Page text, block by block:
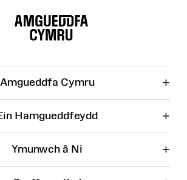
Amgueddfa Cymru +
Hamgueddfeydd +
Ymunwch â Ni +